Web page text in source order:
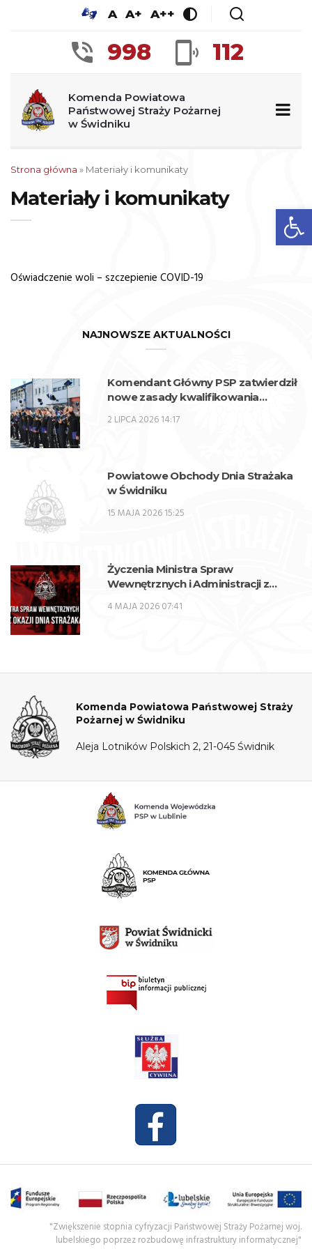
A A+ A++
998 112
Komenda Powiatowa
Państwowej Straży Pożarnej
w Świdniku
Strona główna » Materiały i komunikaty
Materiały i komunikaty
Oświadczenie woli – szczepienie COVID-19
NAJNOWSZE AKTUALNOŚCI
Komendant Główny PSP zatwierdził
nowe zasady kwalifikowania
zawodowe w zawodzie technik
2 LIPCA 2026 14:17
Powiatowe Obchody Dnia Strażaka
w Świdniku
15 MAJA 2026 15:25
Życzenia Ministra Spraw
Wewnętrznych i Administracji z
4 MAJA 2026 07:41
Komenda Powiatowa Państwowej Straży
Pożarnej w Świdniku
Aleja Lotników Polskich 2, 21-045 Świdnik
"Zwiększenie stopnia cyfryzacji Państwowej Straży Pożarnej woj.
lubelskiego poprzez rozbudowę infrastruktury informatycznej"